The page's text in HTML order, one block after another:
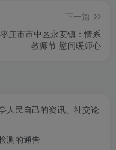
下一篇
枣庄市市中区永安镇：情系
教师节 慰问暖师心
人民自己的资讯、社交论
测的通告